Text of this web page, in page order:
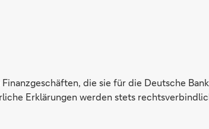
die sie für die Deutsche
Erklärungen werden stets